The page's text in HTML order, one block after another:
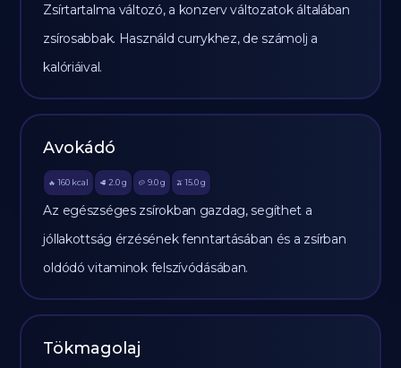
Zsírtartalma változó, a konzerv változatok általában
zsírosabbak. Használd currykhez, de számolj a
kalóriáival.
Avokádó
🔥 160 kcal 🥩 2.0 g 🥔 9.0g 🫒 15.0 g
Az egészséges zsírokban gazdag, segíthet a
jóllakottság érzésének fenntartásában és a zsírban
oldódó vitaminok felszívódásában.
Tökmagolaj